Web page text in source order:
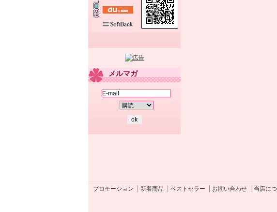
メルマガ
プロモーション 新着商品 ベストセラー お問い合わせ 当店に